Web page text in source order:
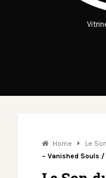
Home Le
– Vanished Souls